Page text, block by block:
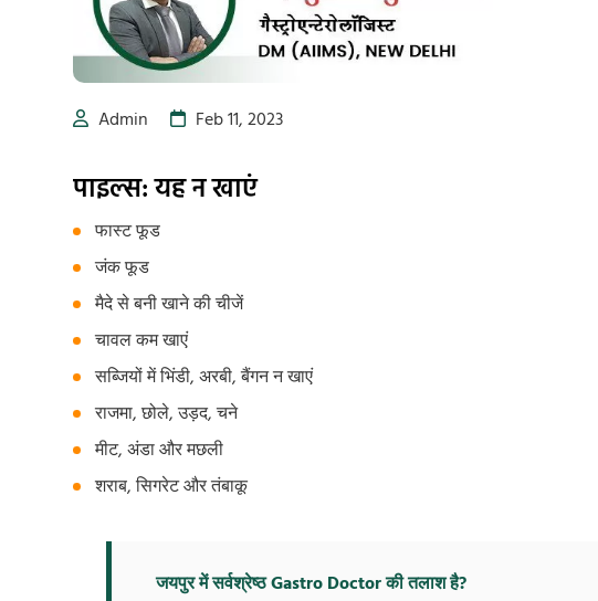
Admin Feb 11, 2023
पाइल्स: यह न खाएं
फास्ट फूड
जंक फूड
मैदे से बनी खाने की चीजें
चावल कम खाएं
सब्जियों में भिंडी, अरबी, बैंगन न खाएं
राजमा, छोले, उड़द, चने
मीट, अंडा और मछली
शराब, सिगरेट और तंबाकू
जयपुर में सर्वश्रेष्ठ Gastro Doctor की तलाश है?